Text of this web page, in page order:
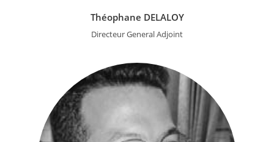
Théophane DELALOY
Directeur General Adjoint